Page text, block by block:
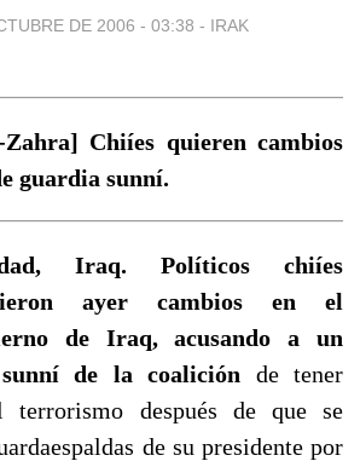
DE 2006 - 03:38 - IRAK
Chiíes quieren cambios
guardia sunní.
Iraq. Políticos chiíes
ayer cambios en el
de Iraq, acusando a un
de la coalición de tener
terrorismo después de que se
de su presidente por